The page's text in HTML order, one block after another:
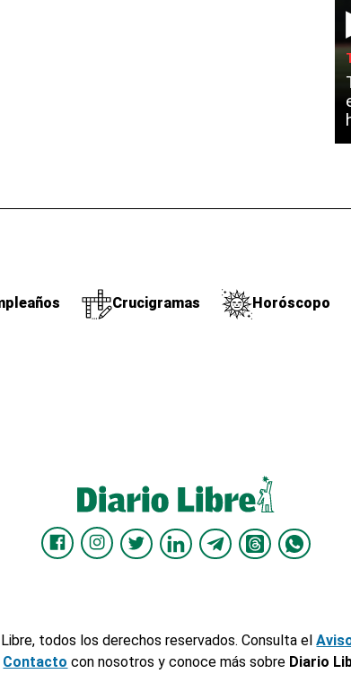
Crucigramas Horóscopo
todos los derechos reservados. Consulta el
Contacto con nosotros y conoce más sobre Diario